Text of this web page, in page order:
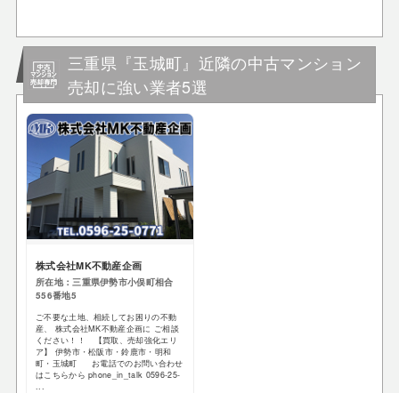
三重県『玉城町』近隣の中古マンション
売却に強い業者5選
株式会社MK不動産企画
所在地：三重県伊勢市小俣町相合
556番地5
ご不要な土地、相続してお困りの不動
産、 株式会社MK不動産企画に ご相談
ください！！ 【買取、売却強化エリ
ア】 伊勢市・松阪市・鈴鹿市・明和
町・玉城町 お電話でのお問い合わせ
はこちらから phone_in_talk 0596-25-
...